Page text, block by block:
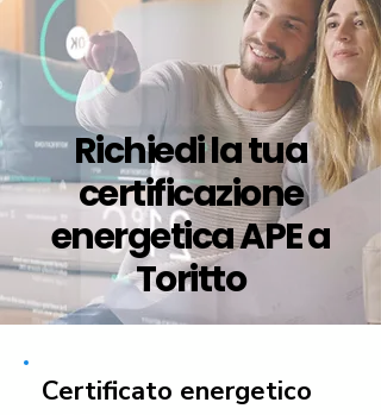
Richiedi la tua
certificazione
energetica APE a
Toritto
Certificato energetico